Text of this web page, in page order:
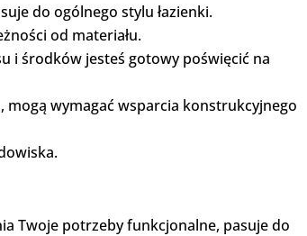
do ogólnego stylu łazienki.
od materiału.
i środków jesteś gotowy poświęcić na
mogą wymagać wsparcia konstrukcyjnego
Twoje potrzeby funkcjonalne, pasuje do